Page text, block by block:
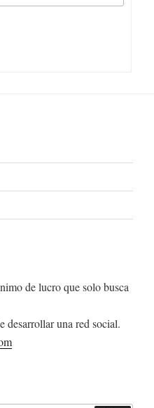
de lucro que solo busca
desarrollar una red social.